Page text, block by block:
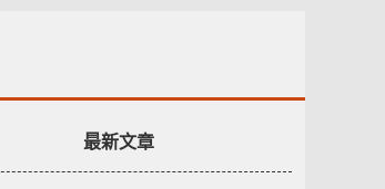
最新文章